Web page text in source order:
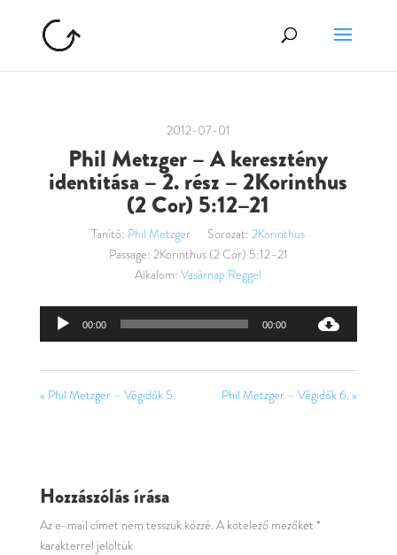
2012-07-01
Phil Metzger – A keresztény
identitása – 2. rész – 2Korinthus
(2 Cor) 5:12–21
Tanító: Phil Metzger Sorozat: 2Korinthus
Passage: 2Korinthus (2 Cor) 5:12–21
Alkalom: Vasárnap Reggel
Audió
00:00 00:00
« Phil Metzger – Végidők 5. Phil Metzger – Végidők 6. »
Hozzászólás írása
Az e-mail címet nem tesszük közzé. A kötelező mezőket *
karakterrel jelöltük